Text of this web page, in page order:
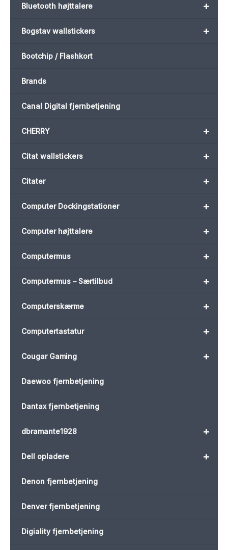
+
Bluetooth højttalere
+
Bogstav wallstickers
Bootchip / Flashkort
Brands
Canal Digital fjernbetjening
+
CHERRY
+
Citat wallstickers
+
Citater
+
Computer Dockingstationer
+
Computer højttalere
+
Computermus
+
Computermus – Særtilbud
+
Computerskærme
+
Computertastatur
+
Cougar Gaming
Daewoo fjernbetjening
Dantax fjernbetjening
+
dbramante1928
+
Dell opladere
Denon fjernbetjening
Denver fjernbetjening
Digiality fjernbetjening